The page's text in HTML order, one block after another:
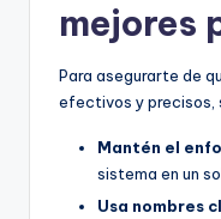
mejores
Para asegurarte de
efectivos y precisos,
Mantén el
sistema en un
Usa nombres